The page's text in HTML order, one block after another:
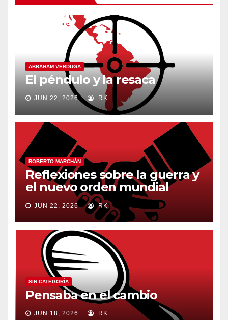
ABRAHAM VERDUGA
El péndulo y la resaca
JUN 22, 2026 RK
ROBERTO MARCHÁN
Reflexiones sobre la guerra y
el nuevo orden mundial
JUN 22, 2026 RK
SIN CATEGORÍA
Pensaba en el cambio
JUN 18, 2026 RK